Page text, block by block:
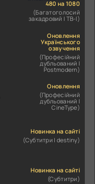
480 на 1080
(Багатоголосий
закадровий | ТВ-І)
Оновлення
Українського
озвучення
(Професійний
дубльований |
Postmodern)
Оновлення
(Професійний
дубльований |
CineType)
Новинка на сайті
(Субтитри | destiny)
Новинка на сайті
(Субтитри)